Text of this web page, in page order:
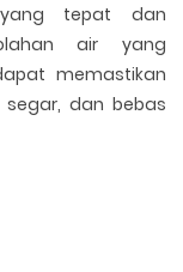
tepat dan
air yang
memastikan
dan bebas